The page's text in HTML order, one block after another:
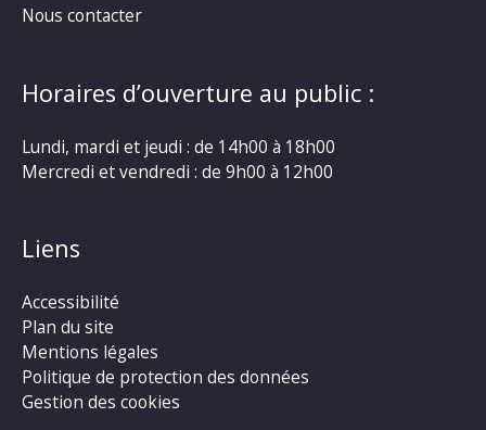
Nous contacter
Horaires d’ouverture au public :
Lundi, mardi et jeudi : de 14h00 à 18h00
Mercredi et vendredi : de 9h00 à 12h00
Liens
Accessibilité
Plan du site
Mentions légales
Politique de protection des données
Gestion des cookies